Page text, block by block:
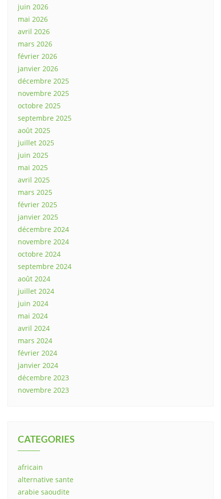
juin 2026
mai 2026
avril 2026
mars 2026
février 2026
janvier 2026
décembre 2025
novembre 2025
octobre 2025
septembre 2025
août 2025
juillet 2025
juin 2025
mai 2025
avril 2025
mars 2025
février 2025
janvier 2025
décembre 2024
novembre 2024
octobre 2024
septembre 2024
août 2024
juillet 2024
juin 2024
mai 2024
avril 2024
mars 2024
février 2024
janvier 2024
décembre 2023
novembre 2023
CATEGORIES
africain
alternative sante
arabie saoudite